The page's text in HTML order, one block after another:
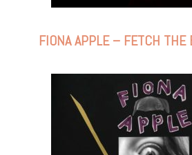
FIONA APPLE – FETCH THE